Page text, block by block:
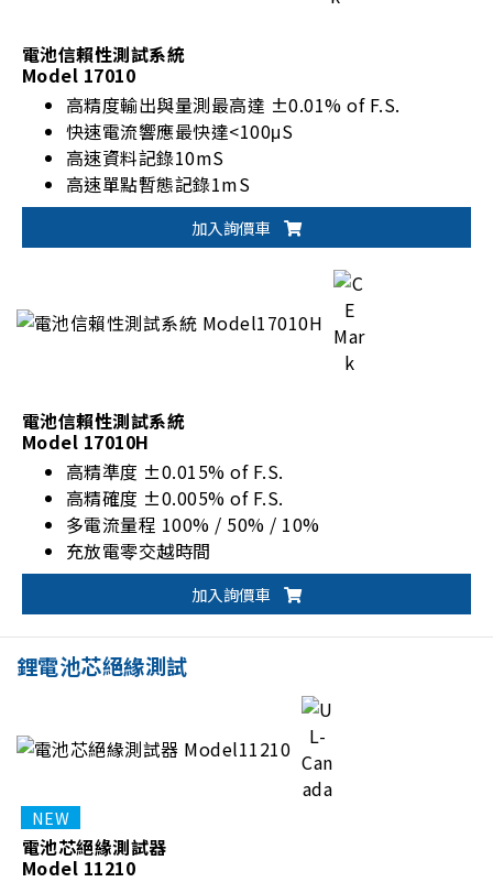
電池信賴性測試系統
Model 17010
高精度輸出與量測最高達 ±0.01% of F.S.
快速電流響應最快達<100μS
高速資料記錄10mS
高速單點暫態記錄1mS
最大通道集成數最高達96CHs
通道並聯輸出最高達1200A
加入詢價車
電池信賴性測試系統
Model 17010H
高精準度 ±0.015% of F.S.
高精確度 ±0.005% of F.S.
多電流量程 100% / 50% / 10%
充放電零交越時間
200% 脈衝電流輸出功能
硬體二級電壓保護功能
加入詢價車
鋰電池芯絕緣測試
電池芯絕緣測試器
Model 11210